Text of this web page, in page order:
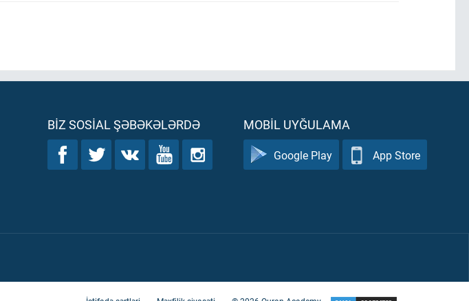
BIZ SOSIAL ŞƏBƏKƏLƏRDƏ MOBIL UYĞULAMA
Google Play App Store